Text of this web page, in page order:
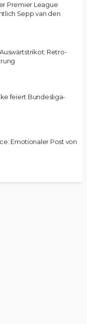
Premier League
Sepp van den
Retro-
feiert Bundesliga-
Emotionaler Post von